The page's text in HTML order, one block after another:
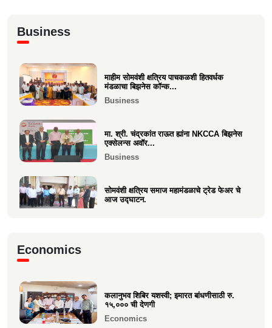
श्री. अजूभाई यशवंत ठाकूर ह्यांची मा.श्री.उद्धव
बाळासाहेब ठा...
Politics
Business
माहीम सोमवंशी क्षत्रिय पाचकळशी हितवर्धक
मंडळाचा बिझनेस कॉन्क...
Business
मा. श्री. चंद्रकांत राऊत ह्यांना NKCCA बिझनेस
एक्सेलन्स अवॉर...
Business
सोमवंशी क्षत्रिय समाज महामंडळाचे ट्रेड फेअर चे
आज उद्घाटन.
वक्रतुंड ऍग्रो याचे उद्घाटन, माहीम
Business
Economics
कलानुभव शिबिर यशस्वी; इमारत बांधणीसाठी रु.
१५,००० ची देणगी
Economics